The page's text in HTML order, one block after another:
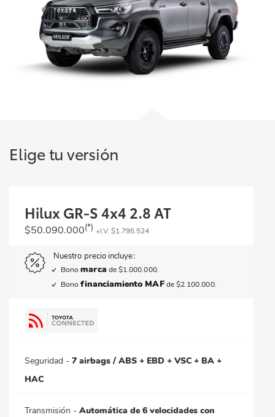
Elige tu versión
Hilux GR-S4x4 2.8 AT
$50.090.000(*) +I.V. $1.795.524
Nuestro precio incluye:
Bonomarca de$1.000.000.
Bonofinanciamiento MAFde$2.100.000.
Seguridad - 7 airbags / ABS + EBD + VSC + BA +
HAC
Transmisión - Automática de 6 velocidades con